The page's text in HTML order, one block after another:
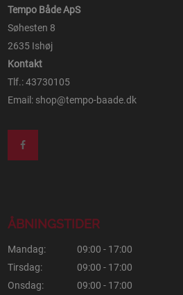
Tempo Både ApS
Søhesten 8
2635 Ishøj
Kontakt
Tlf.: 43730105
Email: shop@tempo-baade.dk
ÅBNINGSTIDER
Mandag:
09:00 - 17:00
Tirsdag:
09:00 - 17:00
Onsdag:
09:00 - 17:00